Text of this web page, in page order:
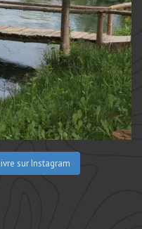
sur Instagram